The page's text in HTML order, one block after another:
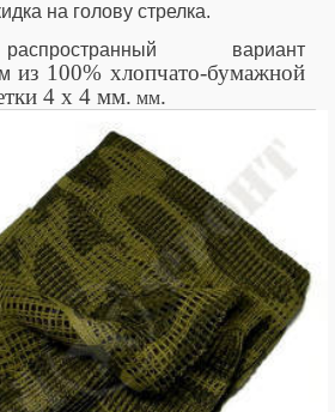
на голову стрелка.
вариант
из 100% хлопчато-бумажной
4 х 4 мм. мм.